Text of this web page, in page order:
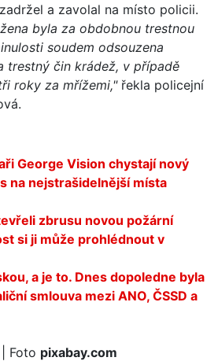
a zavolal na místo policii.
byla za obdobnou trestnou
soudem odsouzena
trestný čin krádež, v případě
roky za mřížemi,"řekla policejní
George Vision chystají nový
na nejstrašidelnější místa
zbrusu novou požární
si ji může prohlédnout v
a je to. Dnes dopoledne byla
smlouva mezi ANO, ČSSD a
| Foto pixabay.com